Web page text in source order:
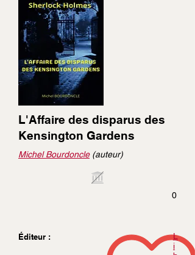
L'Affaire des disparus des
Kensington Gardens
Michel Bourdoncle(auteur)
0
Éditeur :
L
i